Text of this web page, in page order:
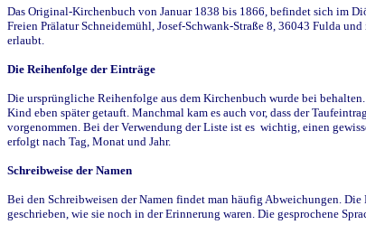
Das Original-Kirchenbuch von Januar 1838 bis 1866, befindet sich im
Freien Prälatur Schneidemühl, Josef-Schwank-Straße 8, 36043 Fulda
erlaubt.
Die Reihenfolge der Einträge
Die ursprüngliche Reihenfolge aus dem Kirchenbuch wurde bei
Kind eben später getauft. Manchmal kam es auch vor, dass der
vorgenommen. Bei der Verwendung der Liste ist es wichtig, einen
erfolgt nach Tag, Monat und Jahr.
Schreibweise der Namen
Bei den Schreibweisen der Namen findet man häufig Abweichungen.
geschrieben, wie sie noch in der Erinnerung waren. Die gesprochene